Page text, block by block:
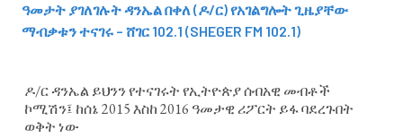
ዓመታት ያገለገሉት ዳንኤል በቀለ (ዶ/ር) የአገልግሎት ጊዜያቸው
ማብቃቱን ተናገሩ – ሸገር 102.1 (SHEGER FM 102.1)
ዶ/ር ዳንኤል ይህንን የተናገሩት የኢትዮጵያ ሰብአዊ መብቶች
ኮሚሽን፤ ከሰኔ 2015 እስከ 2016 ዓመታዊ ሪፖርት ይፋ ባደረጉበት
ወቅት ነው